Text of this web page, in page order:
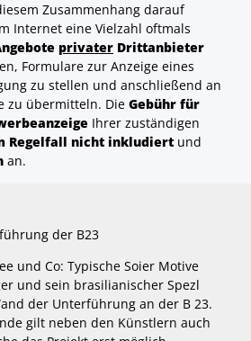
Zusammenhang darauf
Internet eine Vielzahl oftmals
privater Drittanbieter
Formulare zur Anzeige eines
zu stellen und anschließend an
zu übermitteln. Die Gebühr für
Ihrer zuständigen
Regelfall nicht inkludiert und
an.
der B23
und Co: Typische Soier Motive
und sein brasilianischer Spezl
der Unterführung an der B 23.
gilt neben den Künstlern auch